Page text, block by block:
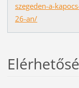
szegeden-a-
26-an/